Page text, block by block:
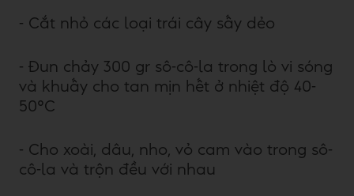
- Cắt nhỏ các loại trái cây sấy dẻo
- Đun chảy 300 gr sô-cô-la trong lò vi sóng
và khuấy cho tan mịn hết ở nhiệt độ 40-
50°C
- Cho xoài, dâu, nho, vỏ cam vào trong sô-
cô-la và trộn đều với nhau